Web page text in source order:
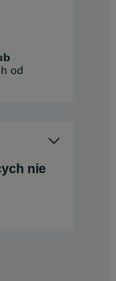
od
nie